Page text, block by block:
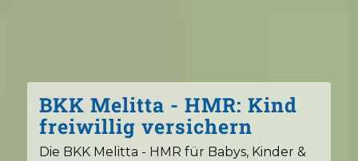
BKK Melitta - HMR: Kind
freiwillig versichern
Die BKK Melitta - HMR für Babys, Kinder &